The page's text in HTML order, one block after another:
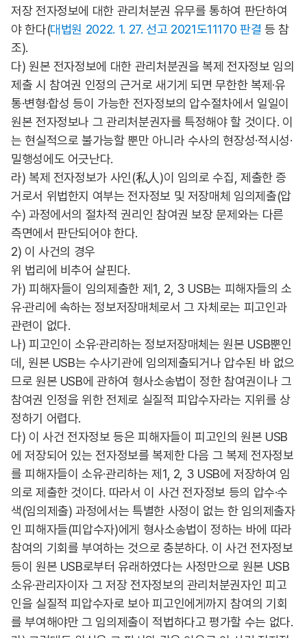
저장 전자정보에 대한 관리처분권 유무를 통하여 판단하여
야 한다(대법원 2022. 1. 27. 선고 2021도11170 판결 등 참
조).
다) 원본 전자정보에 대한 관리처분권을 복제 전자정보 임의
제출 시 참여권 인정의 근거로 새기게 되면 무한한 복제·유
통·변형·합성 등이 가능한 전자정보의 압수절차에서 일일이
원본 전자정보나 그 관리처분권자를 특정해야 할 것이다. 이
는 현실적으로 불가능할 뿐만 아니라 수사의 현장성·적시성·
밀행성에도 어긋난다.
라) 복제 전자정보가 사인(私人)이 임의로 수집, 제출한 증
거로서 위법한지 여부는 전자정보 및 저장매체 임의제출(압
수) 과정에서의 절차적 권리인 참여권 보장 문제와는 다른
측면에서 판단되어야 한다.
2) 이 사건의 경우
위 법리에 비추어 살핀다.
가) 피해자들이 임의제출한 제1, 2, 3 USB는 피해자들의 소
유·관리에 속하는 정보저장매체로서 그 자체로는 피고인과
관련이 없다.
나) 피고인이 소유·관리하는 정보저장매체는 원본 USB뿐인
데, 원본 USB는 수사기관에 임의제출되거나 압수된 바 없으
므로 원본 USB에 관하여 형사소송법이 정한 참여권이나 그
참여권 인정을 위한 전제로 실질적 피압수자라는 지위를 상
정하기 어렵다.
다) 이 사건 전자정보 등은 피해자들이 피고인의 원본 USB
에 저장되어 있는 전자정보를 복제한 다음 그 복제 전자정보
를 피해자들이 소유·관리하는 제1, 2, 3 USB에 저장하여 임
의로 제출한 것이다. 따라서 이 사건 전자정보 등의 압수·수
색(임의제출) 과정에서는 특별한 사정이 없는 한 임의제출자
인 피해자들(피압수자)에게 형사소송법이 정하는 바에 따라
참여의 기회를 부여하는 것으로 충분하다. 이 사건 전자정보
등이 원본 USB로부터 유래하였다는 사정만으로 원본 USB
소유·관리자이자 그 저장 전자정보의 관리처분권자인 피고
인을 실질적 피압수자로 보아 피고인에게까지 참여의 기회
를 부여해야만 그 임의제출이 적법하다고 평가할 수는 없다.